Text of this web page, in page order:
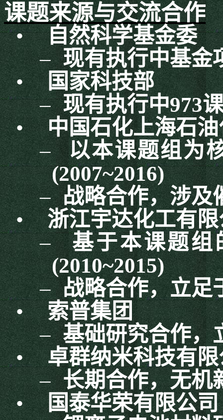
课题来源与交流合作
•
自然科学基金委
– 现有执行中基金
•
国家科技部
– 现有执行中973
•
中国石化上海石
–
以本课题组为
(2007~2016)
– 战略合作，涉及
•
浙江宇达化工有
–
基于本课题组
(2010~2015)
– 战略合作，立足
•
索普集团
– 基础研究合作，
•
卓群纳米科技有
– 长期合作，无机
•
国泰华荣有限公司